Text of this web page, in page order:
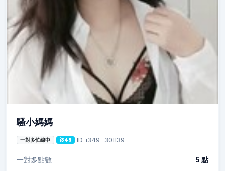
騷小媽媽
一對多忙線中 i349 ID: i349_301139
一對多點數 5 點